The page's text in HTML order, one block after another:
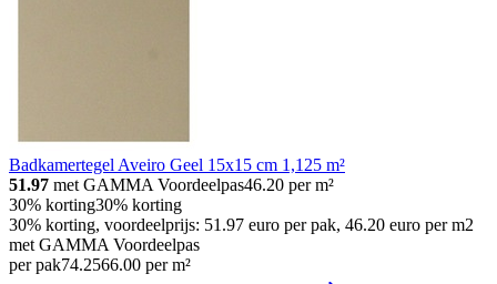
Badkamertegel Aveiro Geel 15x15 cm 1,125 m²
51.97 met GAMMA Voordeelpas46.20 per m²
30% korting30% korting
30% korting, voordeelprijs: 51.97 euro per pak, 46.20 euro per m2
met GAMMA Voordeelpas
per pak74.2566.00 per m²